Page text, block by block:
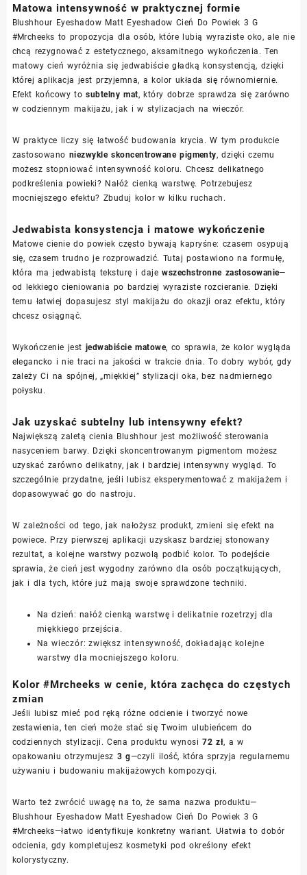
Matowa intensywność w praktycznej formie
Blushhour Eyeshadow Matt Eyeshadow Cień Do Powiek 3 G
#Mrcheeks to propozycja dla osób, które lubią wyraziste oko, ale nie
chcą rezygnować z estetycznego, aksamitnego wykończenia. Ten
matowy cień wyróżnia się jedwabiście gładką konsystencją, dzięki
której aplikacja jest przyjemna, a kolor układa się równomiernie.
Efekt końcowy tosubtelny mat, który dobrze sprawdza się zarówno
w codziennym makijażu, jak i w stylizacjach na wieczór.
W praktyce liczy się łatwość budowania krycia. W tym produkcie
zastosowano niezwykle skoncentrowane pigmenty, dzięki czemu
możesz stopniować intensywność koloru. Chcesz delikatnego
podkreślenia powieki? Nałóż cienką warstwę. Potrzebujesz
mocniejszego efektu? Zbuduj kolor w kilku ruchach.
Jedwabista konsystencja i matowe wykończenie
Matowe cienie do powiek często bywają kapryśne: czasem osypują
się, czasem trudno je rozprowadzić. Tutaj postawiono na formułę,
która ma jedwabistą teksturę i dajewszechstronne zastosowanie—
od lekkiego cieniowania po bardziej wyraziste rozcieranie. Dzięki
temu łatwiej dopasujesz styl makijażu do okazji oraz efektu, który
chcesz osiągnąć.
Wykończenie jest jedwabiście matowe, co sprawia, że kolor wygląda
elegancko i nie traci na jakości w trakcie dnia. To dobry wybór, gdy
zależy Ci na spójnej, „miękkiej” stylizacji oka, bez nadmiernego
połysku.
Jak uzyskać subtelny lub intensywny efekt?
Największą zaletą cienia Blushhour jest możliwość sterowania
nasyceniem barwy. Dzięki skoncentrowanym pigmentom możesz
uzyskać zarówno delikatny, jak i bardziej intensywny wygląd. To
szczególnie przydatne, jeśli lubisz eksperymentować z makijażem i
dopasowywać go do nastroju.
W zależności od tego, jak nałożysz produkt, zmieni się efekt na
powiece. Przy pierwszej aplikacji uzyskasz bardziej stonowany
rezultat, a kolejne warstwy pozwolą podbić kolor. To podejście
sprawia, że cień jest wygodny zarówno dla osób początkujących,
jak i dla tych, które już mają swoje sprawdzone techniki.
Na dzień: nałóż cienką warstwę i delikatnie rozetrzyj dla
miękkiego przejścia.
Na wieczór: zwiększ intensywność, dokładając kolejne
warstwy dla mocniejszego koloru.
Kolor #Mrcheeks w cenie, która zachęca do częstych
zmian
Jeśli lubisz mieć pod ręką różne odcienie i tworzyć nowe
zestawienia, ten cień może stać się Twoim ulubieńcem do
codziennych stylizacji. Cena produktu wynosi72 zł, a w
opakowaniu otrzymujesz 3 g—czyli ilość, która sprzyja regularnemu
używaniu i budowaniu makijażowych kompozycji.
Warto też zwrócić uwagę na to, że sama nazwa produktu—
Blushhour Eyeshadow Matt Eyeshadow Cień Do Powiek 3 G
#Mrcheeks—łatwo identyfikuje konkretny wariant. Ułatwia to dobór
odcienia, gdy kompletujesz kosmetyki pod określony efekt
kolorystyczny.